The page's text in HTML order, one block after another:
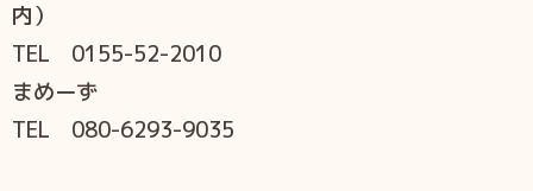
内）
TEL 0155-52-2010
まめーず
TEL 080-6293-9035